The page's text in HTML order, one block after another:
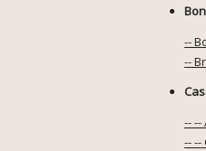
--
--
--
-- --